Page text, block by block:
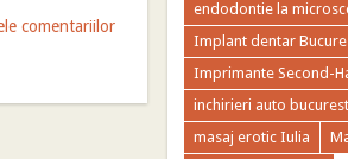
comentariilor
endodontie la
Implant dentar
Imprimante Second-
inchirieri auto
masaj erotic Iulia